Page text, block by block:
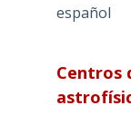
español
Centros